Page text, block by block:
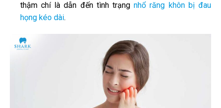
thậm chí là dẫn đến tình trạngnhổ răng khôn bị đau
họng kéo dài.